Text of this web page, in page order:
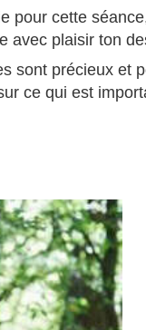
pour cette
avec plaisir ton
sont précieux et
ce qui est